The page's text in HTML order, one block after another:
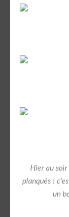
Hier au
planqués !
un